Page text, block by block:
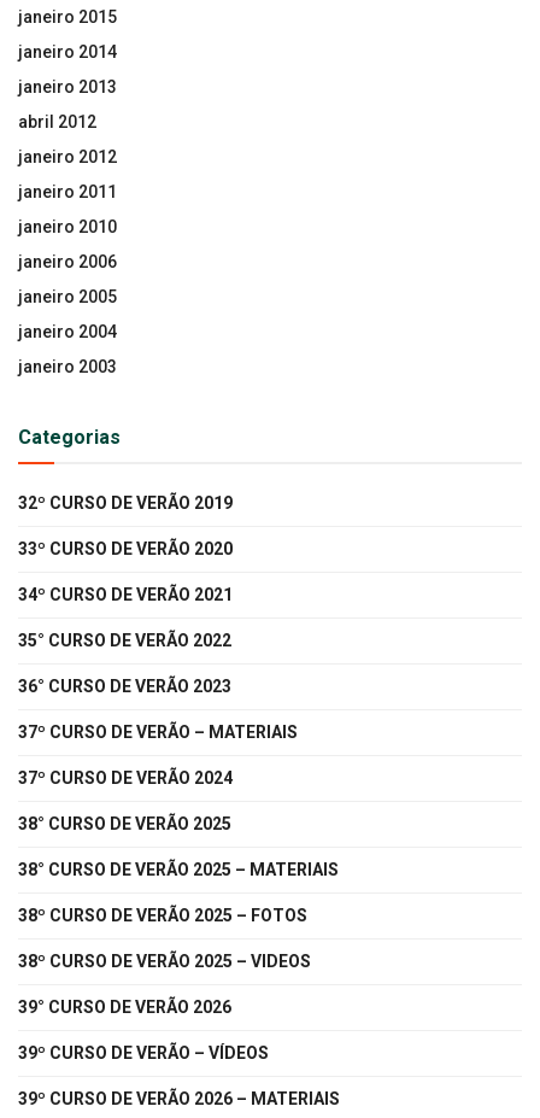
janeiro 2015
janeiro 2014
janeiro 2013
abril 2012
janeiro 2012
janeiro 2011
janeiro 2010
janeiro 2006
janeiro 2005
janeiro 2004
janeiro 2003
Categorias
32º CURSO DE VERÃO 2019
33º CURSO DE VERÃO 2020
34º CURSO DE VERÃO 2021
35° CURSO DE VERÃO 2022
36° CURSO DE VERÃO 2023
37º CURSO DE VERÃO – MATERIAIS
37º CURSO DE VERÃO 2024
38° CURSO DE VERÃO 2025
38° CURSO DE VERÃO 2025 – MATERIAIS
38º CURSO DE VERÃO 2025 – FOTOS
38º CURSO DE VERÃO 2025 – VIDEOS
39° CURSO DE VERÃO 2026
39º CURSO DE VERÃO – VÍDEOS
39º CURSO DE VERÃO 2026 – MATERIAIS